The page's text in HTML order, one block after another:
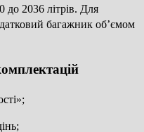
до 2036 літрів. Для
багажник об’ємом